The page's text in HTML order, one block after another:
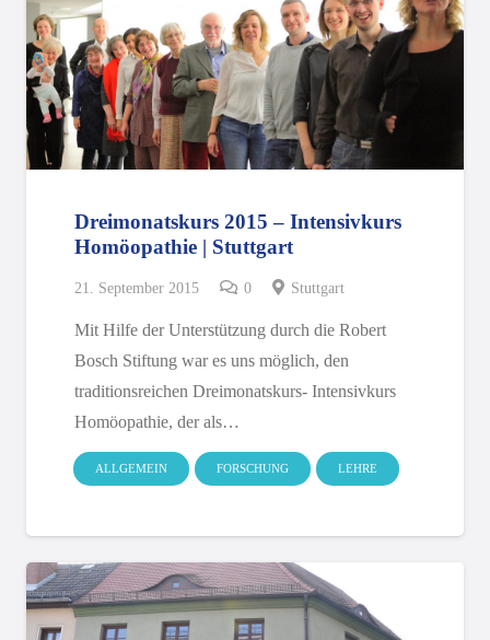
Dreimonatskurs 2015 – Intensivkurs
Homöopathie | Stuttgart
21. September 2015 0 Stuttgart
Mit Hilfe der Unterstützung durch die Robert
Bosch Stiftung war es uns möglich, den
traditionsreichen Dreimonatskurs- Intensivkurs
Homöopathie, der als…
ALLGEMEIN FORSCHUNG LEHRE